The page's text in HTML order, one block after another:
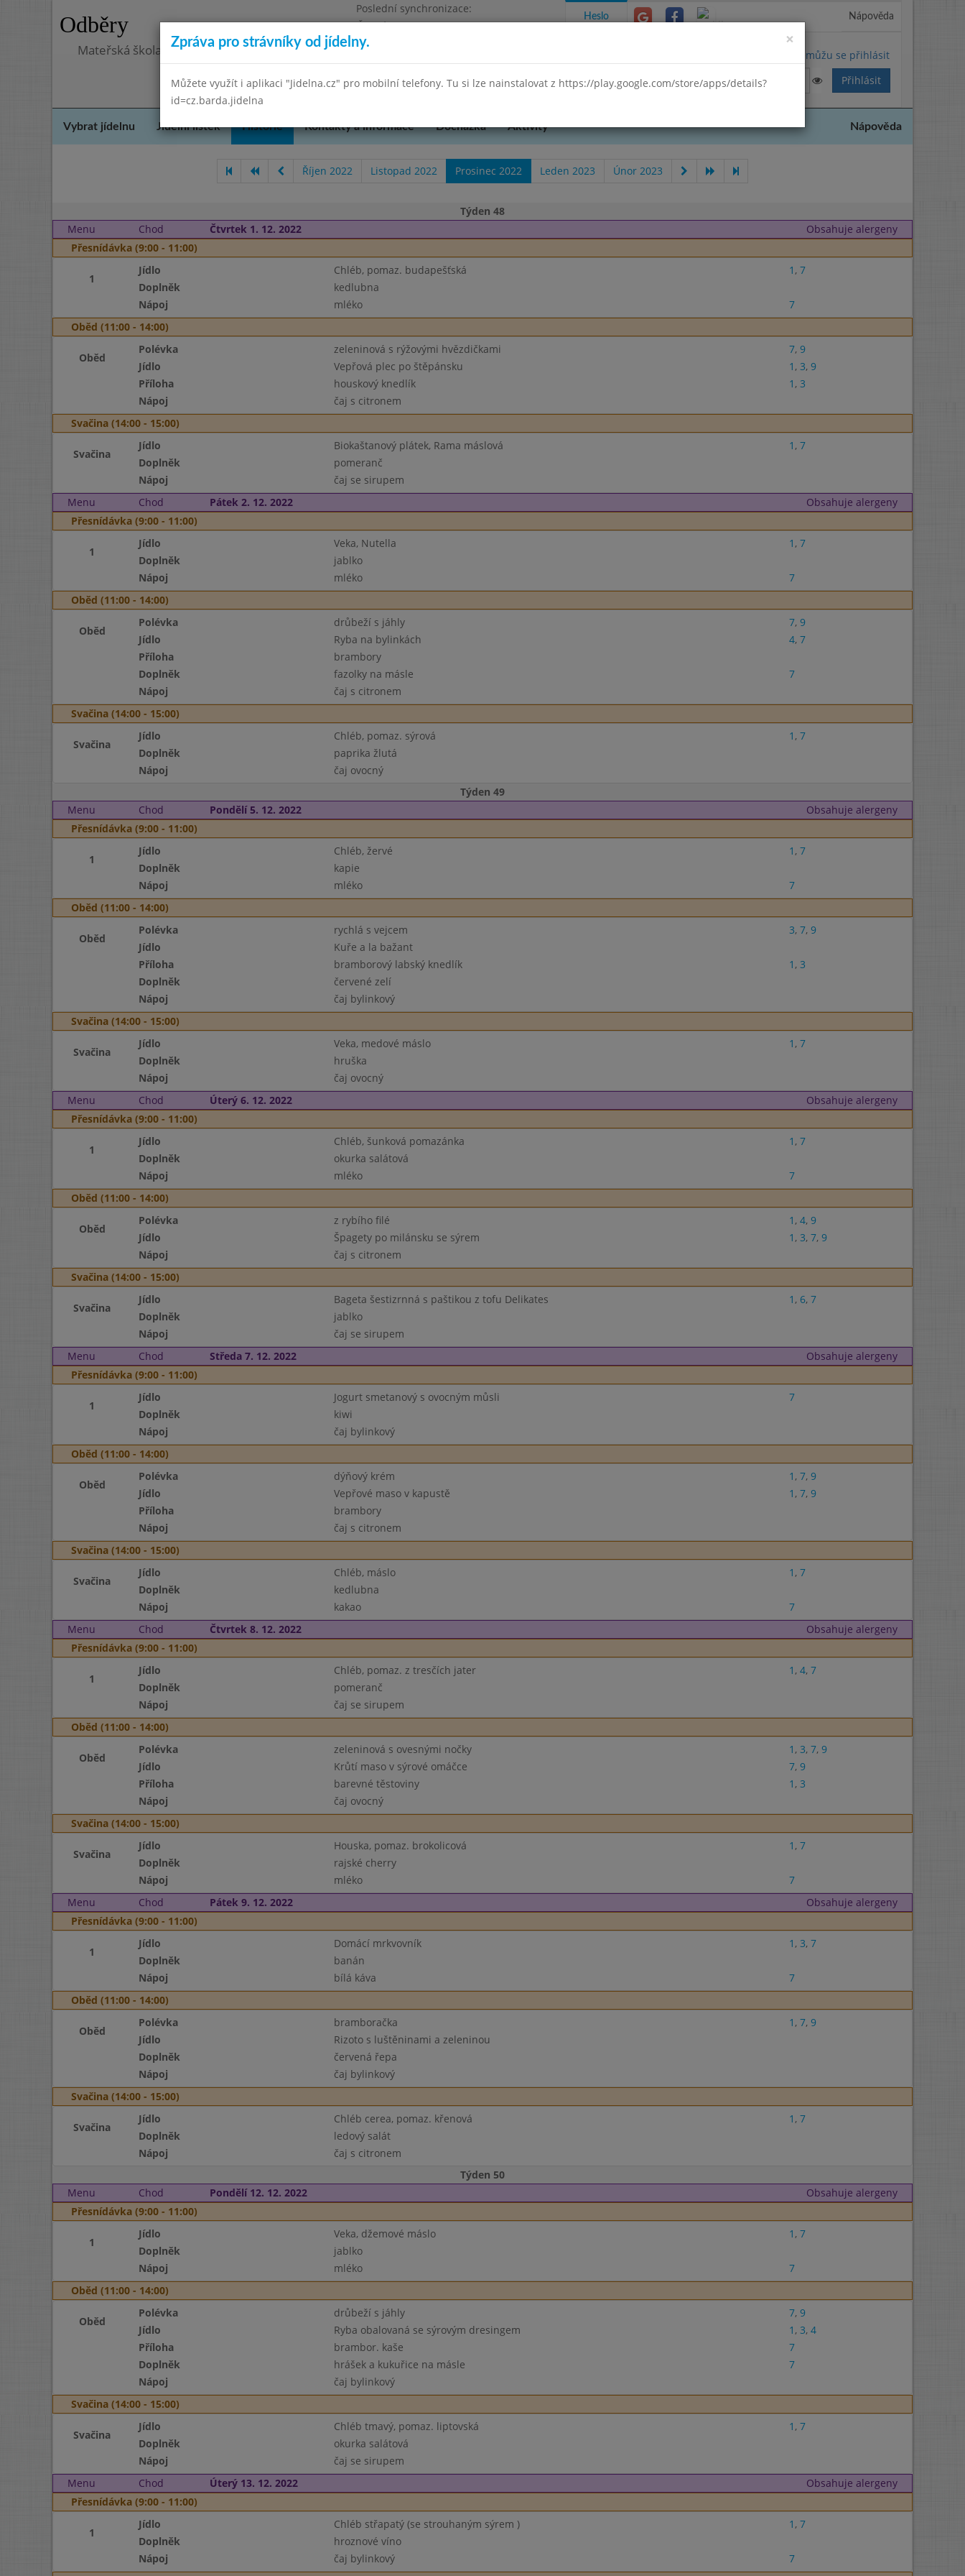
Odběry
Poslední synchronizace:
Čtvrtek 23.10.2025 10:51
Mateřská škola, Praha 5 - Hlubočepy, Hlubočepská 90, příspěvková organizace DEMO
Heslo Nápověda
Nemůžu se přihlásit
Vybrat jídelnu Jídelní lístek Historie Kontakty a informace Docházka Aktivity Nápověda
Říjen 2022 Listopad 2022 Prosinec 2022 Leden 2023 Únor 2023
Týden 48
Menu
Chod Čtvrtek 1. 12. 2022
Obsahuje alergeny
Přesnídávka (9:00 - 11:00)
1
Jídlo Chléb, pomaz. budapešťská 1 , 7
Doplněk
kedlubna
Nápoj
mléko
7
Oběd (11:00 - 14:00)
Oběd
Polévka zeleninová s rýžovými hvězdičkami 7, 9
Jídlo
Vepřová plec po štěpánsku 1 , 3, 9
Příloha
houskový knedlík 1 , 3
Nápoj
čaj s citronem
Svačina (14:00 - 15:00)
Svačina
Jídlo Biokaštanový plátek, Rama máslová 1 , 7
Doplněk
pomeranč
Nápoj
čaj se sirupem
Menu
Chod Pátek 2. 12. 2022
Obsahuje alergeny
Přesnídávka (9:00 - 11:00)
1
Jídlo Veka, Nutella 1 , 7
Doplněk
jablko
Nápoj
mléko
7
Oběd (11:00 - 14:00)
Oběd
Polévka drůbeží s jáhly 7, 9
Jídlo
Ryba na bylinkách 4, 7
Příloha
brambory
Doplněk
fazolky na másle
7
Nápoj
čaj s citronem
Svačina (14:00 - 15:00)
Svačina
Jídlo Chléb, pomaz. sýrová 1 , 7
Doplněk
paprika žlutá
Nápoj
čaj ovocný
Týden 49
Menu
Chod Pondělí 5. 12. 2022
Obsahuje alergeny
Přesnídávka (9:00 - 11:00)
1
Jídlo Chléb, žervé 1 , 7
Doplněk
kapie
Nápoj
mléko
7
Oběd (11:00 - 14:00)
Oběd
Polévka rychlá s vejcem 3, 7, 9
Jídlo
Kuře a la bažant
Příloha
bramborový labský knedlík 1 , 3
Doplněk
červené zelí
Nápoj
čaj bylinkový
Svačina (14:00 - 15:00)
Svačina
Jídlo Veka, medové máslo 1 , 7
Doplněk
hruška
Nápoj
čaj ovocný
Menu
Chod Úterý 6. 12. 2022
Obsahuje alergeny
Přesnídávka (9:00 - 11:00)
1
Jídlo Chléb, šunková pomazánka 1 , 7
Doplněk
okurka salátová
Nápoj
mléko
7
Oběd (11:00 - 14:00)
Oběd
Polévka z rybího filé 1 , 4, 9
Jídlo
Špagety po milánsku se sýrem 1 , 3, 7, 9
Nápoj
čaj s citronem
Svačina (14:00 - 15:00)
Svačina
Jídlo Bageta šestizrnná s paštikou z tofu Delikates 1 , 6, 7
Doplněk
jablko
Nápoj
čaj se sirupem
Menu
Chod Středa 7. 12. 2022
Obsahuje alergeny
Přesnídávka (9:00 - 11:00)
1
Jídlo Jogurt smetanový s ovocným můsli
7
Doplněk
kiwi
Nápoj
čaj bylinkový
Oběd (11:00 - 14:00)
Oběd
Polévka dýňový krém 1 , 7, 9
Jídlo
Vepřové maso v kapustě 1 , 7, 9
Příloha
brambory
Nápoj
čaj s citronem
Svačina (14:00 - 15:00)
Svačina
Jídlo Chléb, máslo 1 , 7
Doplněk
kedlubna
Nápoj
kakao
7
Menu
Chod Čtvrtek 8. 12. 2022
Obsahuje alergeny
Přesnídávka (9:00 - 11:00)
1
Jídlo Chléb, pomaz. z tresčích jater 1 , 4, 7
Doplněk
pomeranč
Nápoj
čaj se sirupem
Oběd (11:00 - 14:00)
Oběd
Polévka zeleninová s ovesnými nočky 1 , 3, 7, 9
Jídlo
Krůtí maso v sýrové omáčce 7, 9
Příloha
barevné těstoviny 1 , 3
Nápoj
čaj ovocný
Svačina (14:00 - 15:00)
Svačina
Jídlo Houska, pomaz. brokolicová 1 , 7
Doplněk
rajské cherry
Nápoj
mléko
7
Menu
Chod Pátek 9. 12. 2022
Obsahuje alergeny
Přesnídávka (9:00 - 11:00)
1
Jídlo Domácí mrkvovník 1 , 3, 7
Doplněk
banán
Nápoj
bílá káva
7
Oběd (11:00 - 14:00)
Oběd
Polévka bramboračka 1 , 7, 9
Jídlo
Rizoto s luštěninami a zeleninou
Doplněk
červená řepa
Nápoj
čaj bylinkový
Svačina (14:00 - 15:00)
Svačina
Jídlo Chléb cerea, pomaz. křenová 1 , 7
Doplněk
ledový salát
Nápoj
čaj s citronem
Týden 50
Menu
Chod Pondělí 12. 12. 2022
Obsahuje alergeny
Přesnídávka (9:00 - 11:00)
1
Jídlo Veka, džemové máslo 1 , 7
Doplněk
jablko
Nápoj
mléko
7
Oběd (11:00 - 14:00)
Oběd
Polévka drůbeží s jáhly 7, 9
Jídlo
Ryba obalovaná se sýrovým dresingem 1 , 3, 4
Příloha
brambor. kaše
7
Doplněk
hrášek a kukuřice na másle
7
Nápoj
čaj bylinkový
Svačina (14:00 - 15:00)
Svačina
Jídlo Chléb tmavý, pomaz. liptovská 1 , 7
Doplněk
okurka salátová
Nápoj
čaj se sirupem
Menu
Chod Úterý 13. 12. 2022
Obsahuje alergeny
Přesnídávka (9:00 - 11:00)
1
Jídlo Chléb střapatý (se strouhaným sýrem ) 1 , 7
Doplněk
hroznové víno
Nápoj
čaj bylinkový
7
×
Zpráva pro strávníky od jídelny.
Můžete využít i aplikaci "Jidelna.cz" pro mobilní telefony. Tu si lze nainstalovat z https://play.google.com/store/apps/details?
id=cz.barda.jidelna